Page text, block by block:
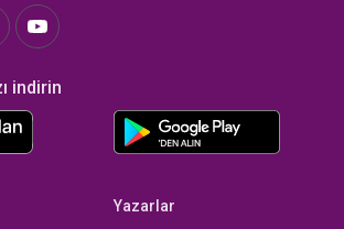
indirin
Yazarlar